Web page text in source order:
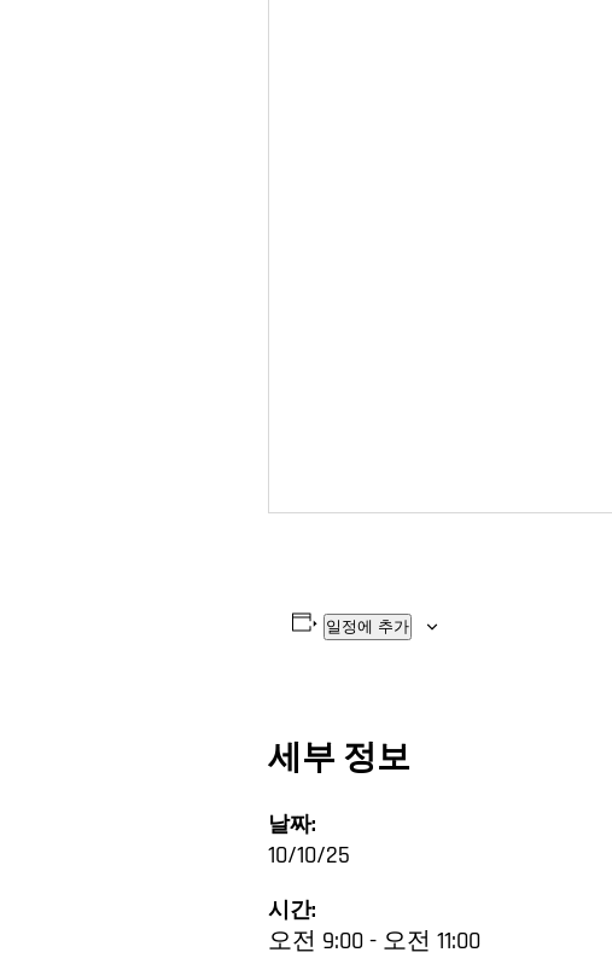
일정에 추가
세부 정보
날짜:
10/10/25
시간:
오전 9:00 - 오전 11:00